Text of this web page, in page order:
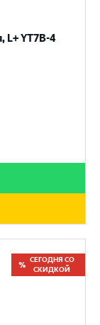
L+ YT7B-4
СЕГОДНЯ СО
СКИДКОЙ